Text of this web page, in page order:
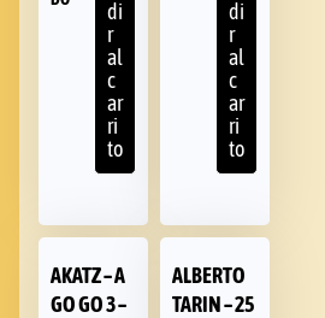
di
r
al
c
ar
ri
to
di
r
al
c
ar
ri
to
AKATZ – A
GO GO 3 –
ALBERTO
TARIN – 25